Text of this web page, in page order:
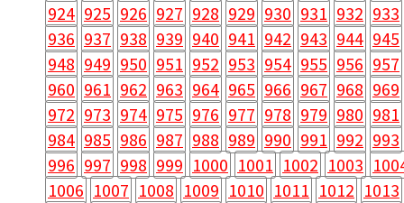
924 925 926 927 928 929 930 931 932 933
936 937 938 939 940 941 942 943 944 945
948 949 950 951 952 953 954 955 956 957
960 961 962 963 964 965 966 967 968 969
972 973 974 975 976 977 978 979 980 981
984 985 986 987 988 989 990 991 992 993
996 997 998 999 1000 1001 1002 1003
1006 1007 1008 1009 1010 1011 1012 1013